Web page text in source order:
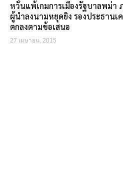
หวั่นแพ้เกมการเมืองรัฐบาลพม่า
ผู้นำลงนามหยุดยิง รองประธานเ
ตกลงตามข้อเสนอ
27 เมษายน, 2015